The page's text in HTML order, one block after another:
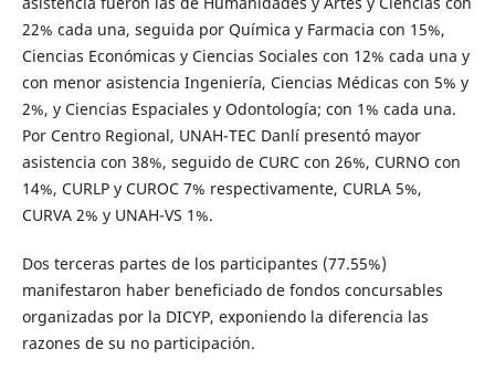
22% cada una, seguida por Química y Farmacia con 15%,
Ciencias Económicas y Ciencias Sociales con 12% cada una y
con menor asistencia Ingeniería, Ciencias Médicas con 5% y
2%, y Ciencias Espaciales y Odontología; con 1% cada una.
Por Centro Regional, UNAH-TEC Danlí presentó mayor
asistencia con 38%, seguido de CURC con 26%, CURNO con
14%, CURLP y CUROC 7% respectivamente, CURLA 5%,
CURVA 2% y UNAH-VS 1%.
Dos terceras partes de los participantes (77.55%)
manifestaron haber beneficiado de fondos concursables
organizadas por la DICYP, exponiendo la diferencia las
razones de su no participación.